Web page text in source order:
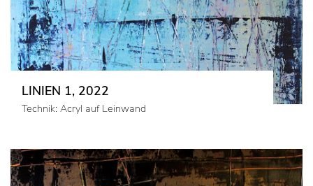
LINIEN 1, 2022
Technik: Acryl auf Leinwand